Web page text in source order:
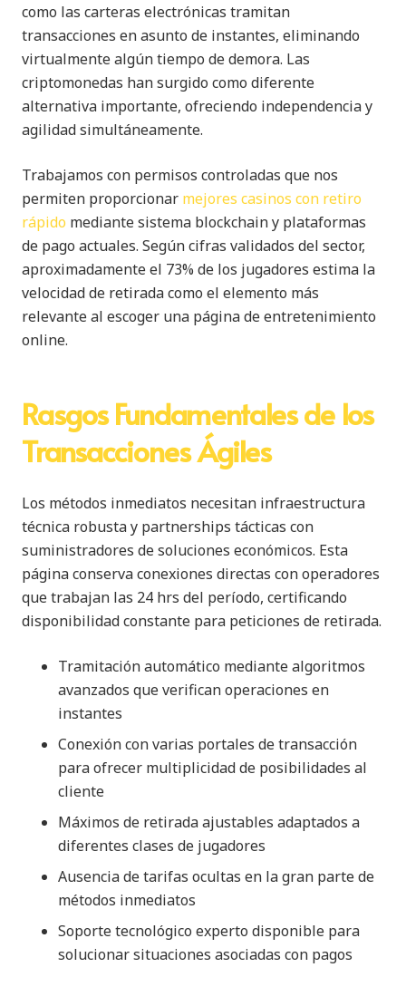
como las carteras electrónicas tramitan
transacciones en asunto de instantes, eliminando
virtualmente algún tiempo de demora. Las
criptomonedas han surgido como diferente
alternativa importante, ofreciendo independencia y
agilidad simultáneamente.
Trabajamos con permisos controladas que nos
permiten proporcionar mejores casinos con retiro
rápido mediante sistema blockchain y plataformas
de pago actuales. Según cifras validados del sector,
aproximadamente el 73% de los jugadores estima la
velocidad de retirada como el elemento más
relevante al escoger una página de entretenimiento
online.
Rasgos Fundamentales de los
Transacciones Ágiles
Los métodos inmediatos necesitan infraestructura
técnica robusta y partnerships tácticas con
suministradores de soluciones económicos. Esta
página conserva conexiones directas con operadores
que trabajan las 24 hrs del período, certificando
disponibilidad constante para peticiones de retirada.
Tramitación automático mediante algoritmos
avanzados que verifican operaciones en
instantes
Conexión con varias portales de transacción
para ofrecer multiplicidad de posibilidades al
cliente
Máximos de retirada ajustables adaptados a
diferentes clases de jugadores
Ausencia de tarifas ocultas en la gran parte de
métodos inmediatos
Soporte tecnológico experto disponible para
solucionar situaciones asociadas con pagos